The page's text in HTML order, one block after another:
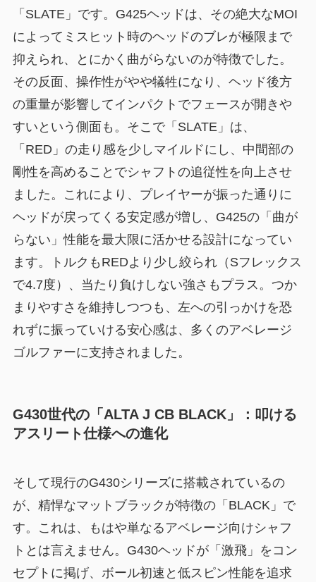
「SLATE」です。G425ヘッドは、その絶大なMOI
によってミスヒット時のヘッドのブレが極限まで
抑えられ、とにかく曲がらないのが特徴でした。
その反面、操作性がやや犠牲になり、ヘッド後方
の重量が影響してインパクトでフェースが開きや
すいという側面も。そこで「SLATE」は、
「RED」の走り感を少しマイルドにし、中間部の
剛性を高めることでシャフトの追従性を向上させ
ました。これにより、 プレイヤーが振った通りに
ヘッドが戻ってくる安定感が増し、G425の「曲が
らない」性能を最大限に活かせる設計になってい
ます。トルクもREDより少し絞られ（Sフレックス
で4.7度）、当たり負けしない強さもプラス。つか
まりやすさを維持しつつも、左への引っかけを恐
れずに振っていける安心感は、多くのアベレージ
ゴルファーに支持されました。
G430世代の「ALTA J CB BLACK」：叩ける
アスリート仕様への進化
そして現行のG430シリーズに搭載されているの
が、精悍なマットブラックが特徴の「BLACK」で
す。これは、もはや単なるアベレージ向けシャフ
トとは言えません。G430ヘッドが「激飛」をコン
セプトに掲げ、ボール初速と低スピン性能を追求